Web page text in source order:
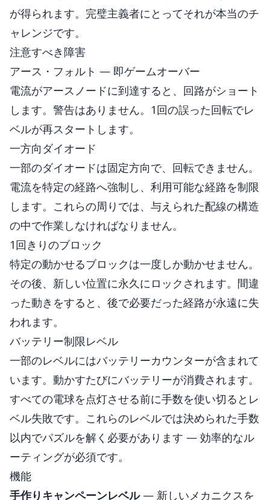
が得られます。完璧主義者にとってそれが本当のチ
ャレンジです。
注意すべき障害
アース・フォルト — 即ゲームオーバー
電流がアースノードに到達すると、回路がショート
します。警告はありません。1回の誤った回転でレ
ベルが再スタートします。
一方向ダイオード
一部のダイオードは固定方向で、回転できません。
電流を特定の経路へ強制し、利用可能な経路を制限
します。これらの周りでは、与えられた配線の構造
の中で作業しなければなりません。
1回きりのブロック
特定の動かせるブロックは一度しか動かせません。
その後、新しい位置に永久にロックされます。間違
った動きをすると、後で必要だった経路が永遠に失
われます。
バッテリー制限レベル
一部のレベルにはバッテリーカウンターが含まれて
います。動かすたびにバッテリーが消費されます。
すべての電球を点灯させる前に手数を使い切るとレ
ベル失敗です。これらのレベルでは決められた手数
以内でパズルを解く必要があります — 効率的なル
ーティングが必須です。
機能
手作りキャンペーンレベル— 新しいメカニクスを